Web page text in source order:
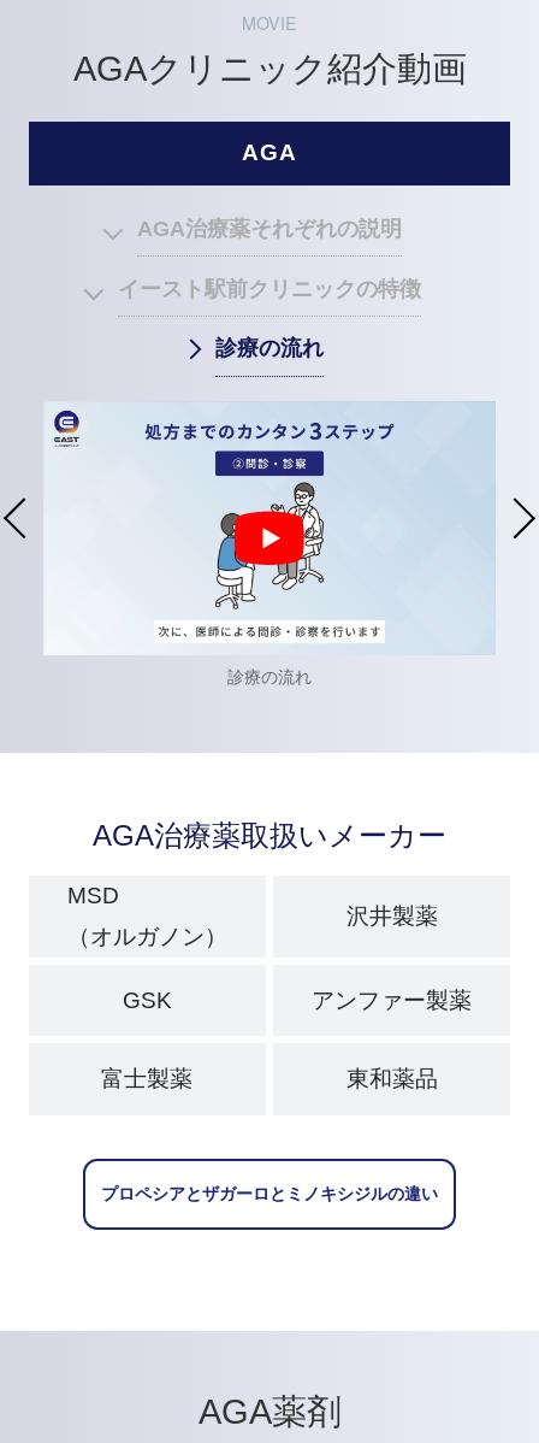
MOVIE
AGAクリニック紹介動画
AGA
AGA治療薬それぞれの説明
イースト駅前クリニックの特徴
診療の流れ
AGA治療薬それぞれの説明
AGA治療薬取扱いメーカー
MSD
（オルガノン）
沢井製薬
GSK アンファー製薬
富士製薬 東和薬品
プロペシアとザガーロとミノキシジルの違い
AGA薬剤